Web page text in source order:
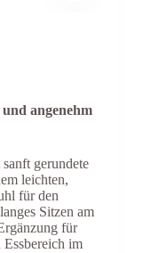
angenehm
gerundete
leichten,
für den
Sitzen am
für
Essbereich im